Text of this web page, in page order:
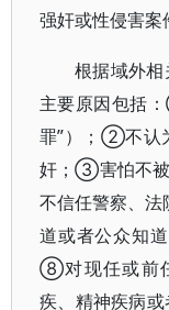
强奸或性侵害案
根据域外
主要原因包括
罪”）；②不认
奸；③害怕不
不信任警察、
道或者公众知
⑧对现任或前
疾、精神疾病